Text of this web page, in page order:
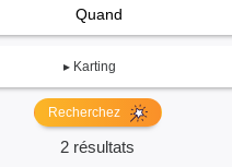
Quand
▸ Karting
Recherchez
2 résultats